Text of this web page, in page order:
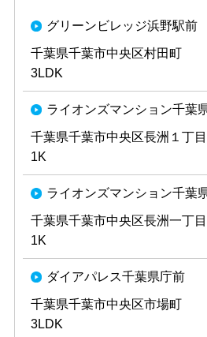
グリーンビレッジ浜野駅前
千葉県千葉市中央区村田町
3LDK
ライオンズマンション千葉
千葉県千葉市中央区長洲１丁
1K
ライオンズマンション千葉
千葉県千葉市中央区長洲一丁目
1K
ダイアパレス千葉県庁前
千葉県千葉市中央区市場町
3LDK